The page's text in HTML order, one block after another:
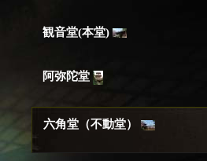
観音堂(本堂)
阿弥陀堂
六角堂（不動堂）